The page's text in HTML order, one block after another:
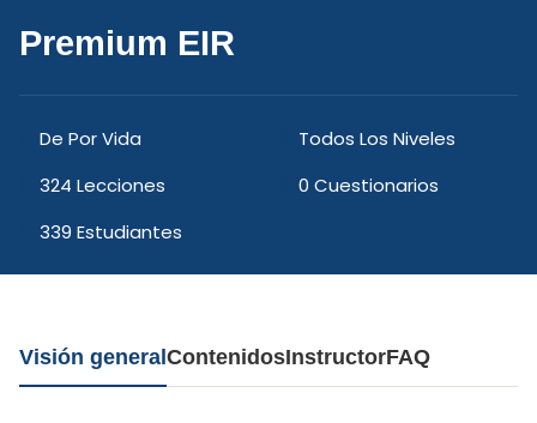
Premium EIR
De Por Vida
Todos Los Niveles
324 Lecciones
0 Cuestionarios
339 Estudiantes
Visión general ContenidosInstructorFAQ